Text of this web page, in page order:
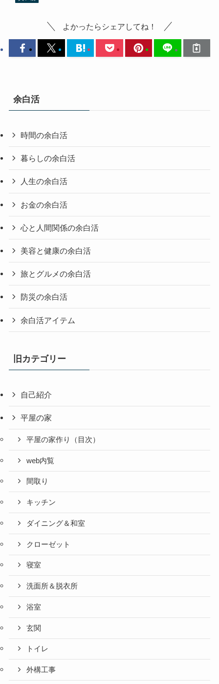
よかったらシェアしてね！
余白活
時間の余白活
暮らしの余白活
人生の余白活
お金の余白活
心と人間関係の余白活
美容と健康の余白活
旅とグルメの余白活
防災の余白活
余白活アイテム
旧カテゴリー
自己紹介
平屋の家
平屋の家作り（目次）
web内覧
間取り
キッチン
ダイニング＆和室
クローゼット
寝室
洗面所＆脱衣所
浴室
玄関
トイレ
外構工事